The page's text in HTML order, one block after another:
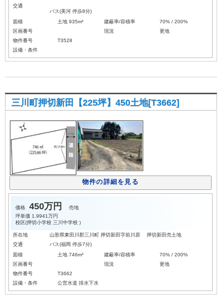
交通
バス(美河 停歩8分)
面積
土地 935m² 建蔽率/容積率
70% / 200%
区画番号
現況
更地
物件番号
T3528
設備・条件
三川町押切新田【225坪】450土地[T3662]
物件の詳細を見る
価格 450万円
売地
坪単価 1.9941万円
校区(押切小学校 三川中学校 )
所在地
山形県東田川郡三川町 押切新田字前川原 押切新田売土地
交通
バス(福岡 停歩7分)
面積
土地 746m² 建蔽率/容積率
70% / 200%
区画番号
現況
更地
物件番号
T3662
設備・条件
公営水道 排水下水